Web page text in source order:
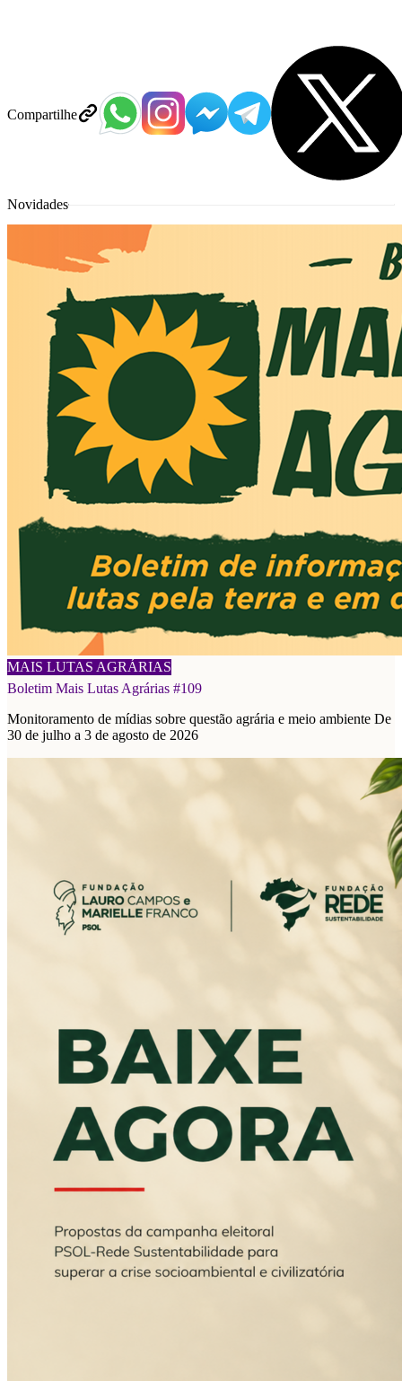
Compartilhe
Novidades
MAIS LUTAS AGRÁRIAS
08/08/2026
Boletim Mais Lutas Agrárias #109
Monitoramento de mídias sobre questão agrária e meio ambiente De
30 de julho a 3 de agosto de 2026